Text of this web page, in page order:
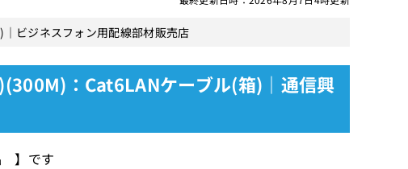
ビジネスフォン用配線部材販売店
：Cat6LANケーブル(箱)｜通信興
】です